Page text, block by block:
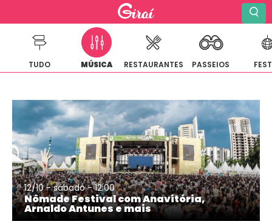
para
conteúdo
TUDO MÚSICA RESTAURANTES PASSEIOS
12/10 - sábado - 12:00
Nômade Festival com Anavitória,
Arnaldo Antunes e mais